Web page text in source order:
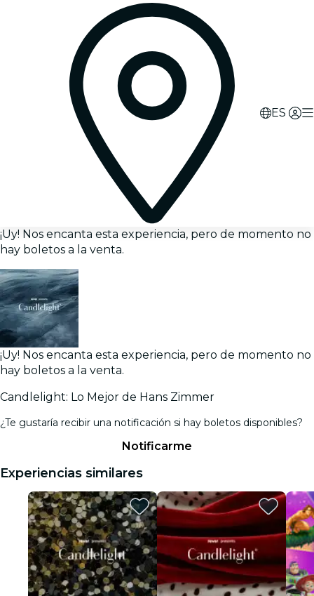
ES
¡Uy! Nos encanta esta experiencia, pero de momento no
hay boletos a la venta.
¡Uy! Nos encanta esta experiencia, pero de momento no
hay boletos a la venta.
Candlelight: Lo Mejor de Hans Zimmer
¿Te gustaría recibir una notificación si hay boletos disponibles?
Notificarme
Experiencias similares